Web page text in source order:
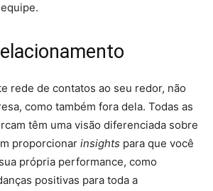
rede de contatos ao seu redor, não
como também fora dela. Todas as
têm uma visão diferenciada sobre
proporcionar insights para que você
própria performance, como
positivas para toda a